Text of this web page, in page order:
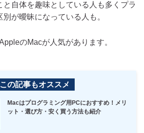
と自体を趣味としている人も多くプラ
が曖昧になっている人も。
のMacが人気があります。
この記事もオススメ
Macはプログラミング用PCにおすすめ！メリ
ット・選び方・安く買う方法も紹介